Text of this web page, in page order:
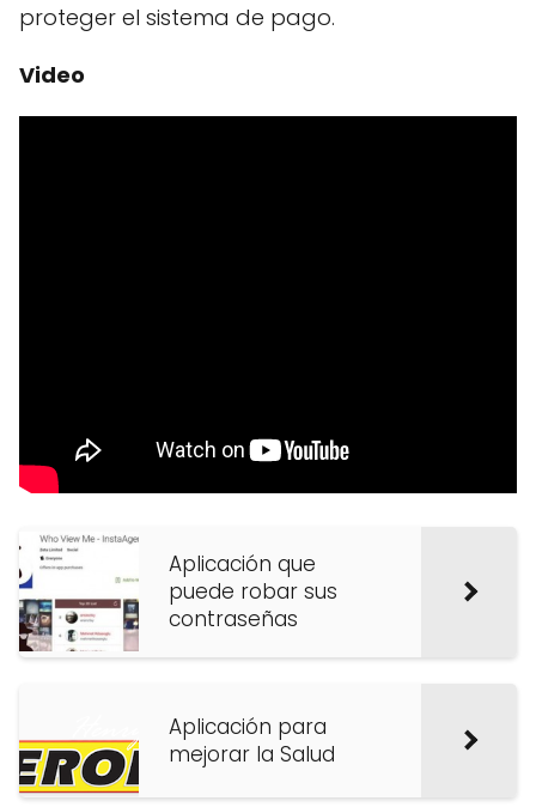
proteger el sistema de pago.
Video
Aplicación que
puede robar sus
contraseñas
Aplicación para
mejorar la Salud